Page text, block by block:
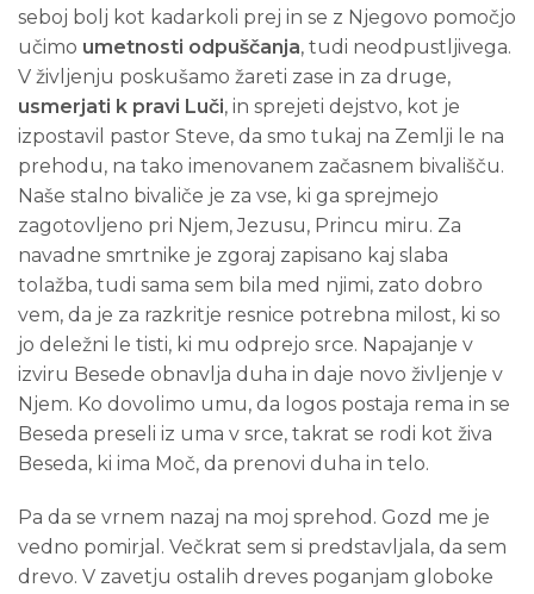
seboj bolj kot kadarkoli prej in se z Njegovo pomočjo
učimo umetnosti odpuščanja, tudi neodpustljivega.
V življenju poskušamo žareti zase in za druge,
usmerjati k pravi Luči, in sprejeti dejstvo, kot je
izpostavil pastor Steve, da smo tukaj na Zemlji le na
prehodu, na tako imenovanem začasnem bivališču.
Naše stalno bivaliče je za vse, ki ga sprejmejo
zagotovljeno pri Njem, Jezusu, Princu miru. Za
navadne smrtnike je zgoraj zapisano kaj slaba
tolažba, tudi sama sem bila med njimi, zato dobro
vem, da je za razkritje resnice potrebna milost, ki so
jo deležni le tisti, ki mu odprejo srce. Napajanje v
izviru Besede obnavlja duha in daje novo življenje v
Njem. Ko dovolimo umu, da logos postaja rema in se
Beseda preseli iz uma v srce, takrat se rodi kot živa
Beseda, ki ima Moč, da prenovi duha in telo.
Pa da se vrnem nazaj na moj sprehod. Gozd me je
vedno pomirjal. Večkrat sem si predstavljala, da sem
drevo. V zavetju ostalih dreves poganjam globoke